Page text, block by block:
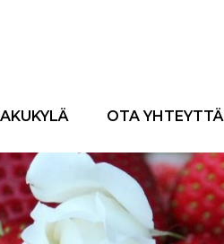
OTA YHTEYTTÄ